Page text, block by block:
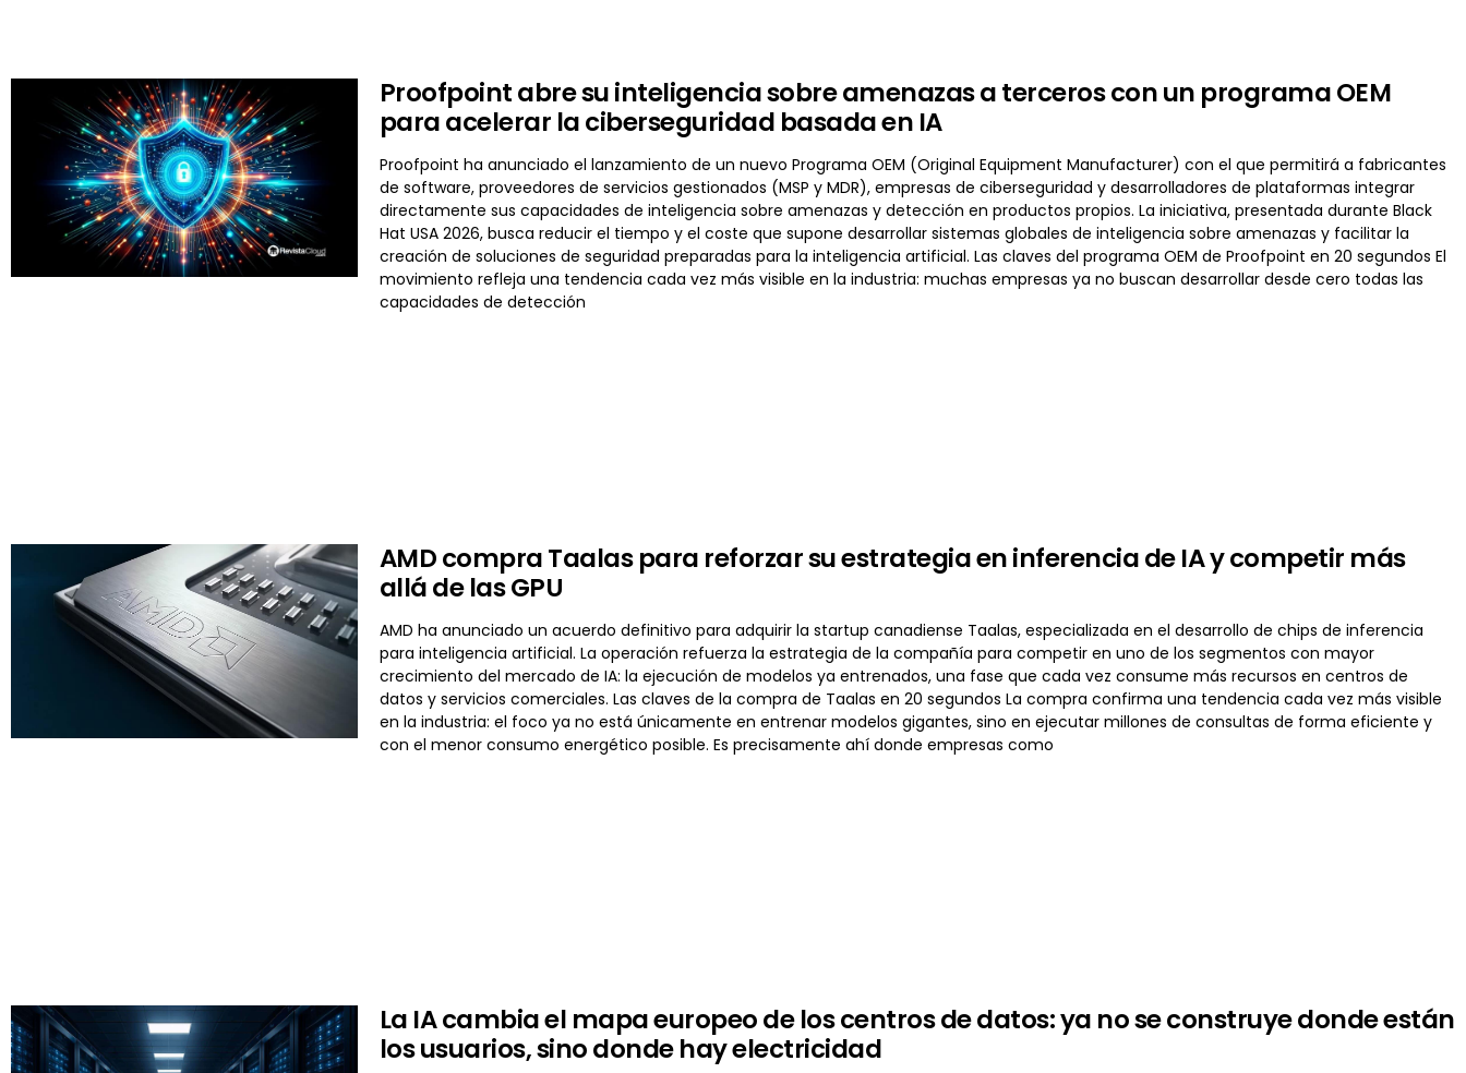
Proofpoint abre su inteligencia sobre amenazas a terceros con un programa OEM
para acelerar la ciberseguridad basada en IA
Proofpoint ha anunciado el lanzamiento de un nuevo Programa OEM (Original Equipment Manufacturer) con el que permitirá a fabricantes
de software, proveedores de servicios gestionados (MSP y MDR), empresas de ciberseguridad y desarrolladores de plataformas integrar
directamente sus capacidades de inteligencia sobre amenazas y detección en productos propios. La iniciativa, presentada durante Black
Hat USA 2026, busca reducir el tiempo y el coste que supone desarrollar sistemas globales de inteligencia sobre amenazas y facilitar la
creación de soluciones de seguridad preparadas para la inteligencia artificial. Las claves del programa OEM de Proofpoint en 20 segundos El
movimiento refleja una tendencia cada vez más visible en la industria: muchas empresas ya no buscan desarrollar desde cero todas las
capacidades de detección
AMD compra Taalas para reforzar su estrategia en inferencia de IA y competir más
allá de las GPU
AMD ha anunciado un acuerdo definitivo para adquirir la startup canadiense Taalas, especializada en el desarrollo de chips de inferencia
para inteligencia artificial. La operación refuerza la estrategia de la compañía para competir en uno de los segmentos con mayor
crecimiento del mercado de IA: la ejecución de modelos ya entrenados, una fase que cada vez consume más recursos en centros de
datos y servicios comerciales. Las claves de la compra de Taalas en 20 segundos La compra confirma una tendencia cada vez más visible
en la industria: el foco ya no está únicamente en entrenar modelos gigantes, sino en ejecutar millones de consultas de forma eficiente y
con el menor consumo energético posible. Es precisamente ahí donde empresas como
La IA cambia el mapa europeo de los centros de datos: ya no se construye donde están
los usuarios, sino donde hay electricidad